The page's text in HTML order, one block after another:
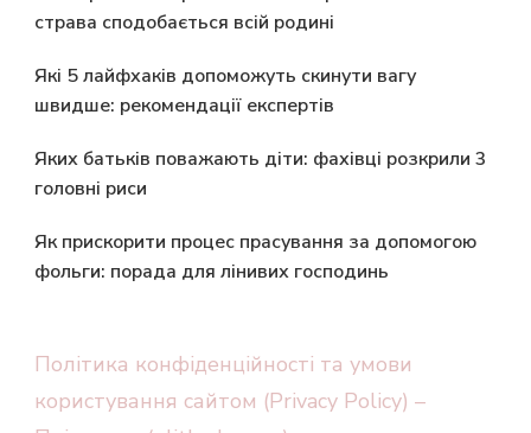
страва сподобається всій родині
Які 5 лайфхаків допоможуть скинути вагу
швидше: рекомендації експертів
Яких батьків поважають діти: фахівці розкрили 3
головні риси
Як прискорити процес прасування за допомогою
фольги: порада для лінивих господинь
Політика конфіденційності та умови
користування сайтом (Privacy Policy) –